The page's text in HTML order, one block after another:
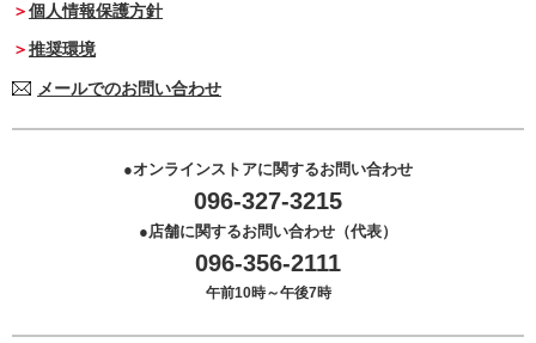
個人情報保護方針
推奨環境
メールでのお問い合わせ
オンラインストアに関するお問い合わせ
096-327-3215
店舗に関するお問い合わせ（代表）
096-356-2111
午前10時～午後7時